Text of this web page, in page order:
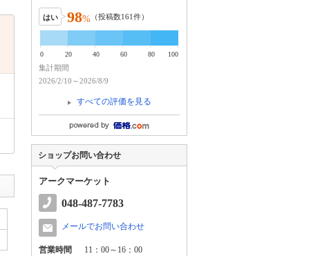
はい 98% （投稿数161件）
0 20 40 60 80 100
集計期間
2026/2/10～2026/8/9
すべての評価を見る
ショップお問い合わせ
アークマーケット
048-487-7783
メールでお問い合わせ
営業時間
11：00～16：00